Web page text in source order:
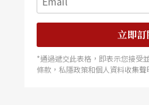
立即訂
*通過遞交此表格，即表示您接受
條款，私隱政策和個人資料收集聲